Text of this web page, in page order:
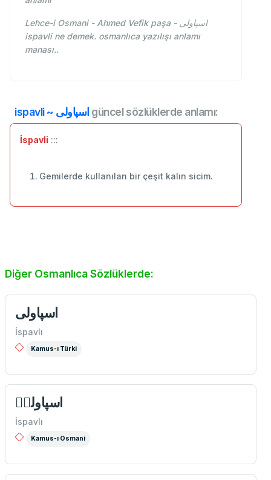
Lehce-i Osmani - Ahmed Vefik paşa - اسپاولی
ispavli ne demek. osmanlıca yazılışı anlamı
manası..
ispavli ~ اسپاولی güncel sözlüklerde anlamı:
İspavli :::
Gemilerde kullanılan bir çeşit kalın sicim.
Diğer Osmanlıca Sözlüklerde:
اسپاولی
İspavlı
Kamus-ı Türki
اسپاولیٖ
İspavlı
Kamus-ı Osmani